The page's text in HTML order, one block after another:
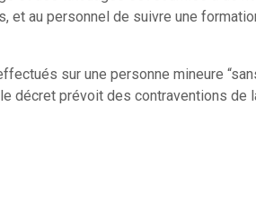
et au personnel de suivre une
sur une personne mineure
décret prévoit des contraventions